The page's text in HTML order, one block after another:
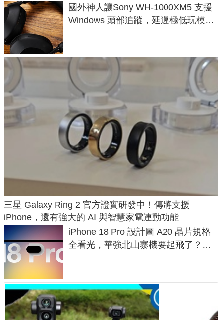
國外神人讓Sony WH-1000XM5 支援
Windows 頭部追蹤，延遲極低玩模擬
三星 Galaxy Ring 2 官方證實研發中！傳將支援
iPhone，還有強大的 AI 與智慧家電連動功能
iPhone 18 Pro 設計圖 A20 晶片規格
全看光，華強北山寨機要起飛了？專